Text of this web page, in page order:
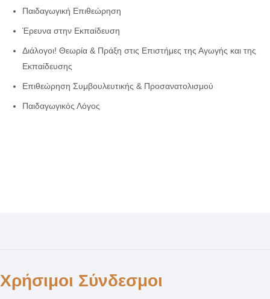
Παιδαγωγική Επιθεώρηση
Έρευνα στην Εκπαίδευση
Διάλογοι! Θεωρία & Πράξη στις Επιστήμες της Αγωγής και της
Εκπαίδευσης
Επιθεώρηση Συμβουλευτικής & Προσανατολισμού
Παιδαγωγικός Λόγος
Χρήσιμοι Σύνδεσμοι